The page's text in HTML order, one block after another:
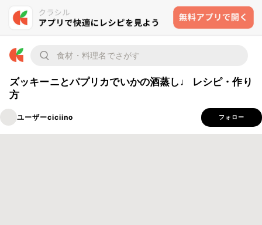
ズッキーニとパプリカでいかの酒蒸し♩ レシピ・作り
方
ユーザーciciino フォロー